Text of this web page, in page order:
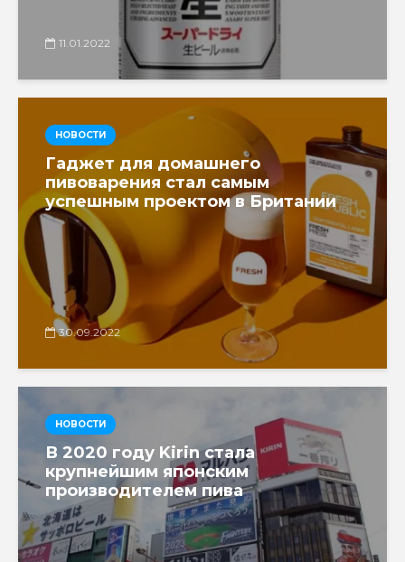
11.01.2022
НОВОСТИ
Гаджет для домашнего
пивоварения стал самым
успешным проектом в Британии
30.09.2022
НОВОСТИ
В 2020 году Kirin стала
крупнейшим японским
производителем пива